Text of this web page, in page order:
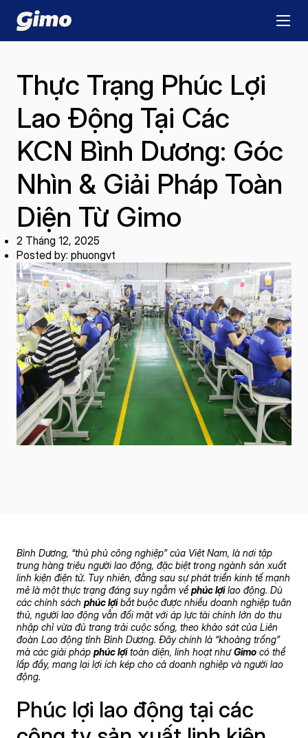
Thực Trạng Phúc Lợi
Lao Động Tại Các
KCN Bình Dương: Góc
Nhìn & Giải Pháp Toàn
Diện Từ Gimo
2 Tháng 12, 2025
Posted by: phuongvt
Bình Dương, “thủ phủ công nghiệp” của Việt Nam, là nơi tập
trung hàng triệu người lao động, đặc biệt trong ngành sản xuất
linh kiện điện tử. Tuy nhiên, đằng sau sự phát triển kinh tế mạnh
mẽ là một thực trạng đáng suy ngẫm về phúc lợilao động. Dù
các chính sách phúc lợibắt buộc được nhiều doanh nghiệp tuân
thủ, người lao động vẫn đối mặt với áp lực tài chính lớn do thu
nhập chỉ vừa đủ trang trải cuộc sống, theo khảo sát của Liên
đoàn Lao động tỉnh Bình Dương. Đây chính là “khoảng trống”
mà các giải pháp phúc lợitoàn diện, linh hoạt nhưGimo có thể
lấp đầy, mang lại lợi ích kép cho cả doanh nghiệp và người lao
động.
Phúc lợi lao động tại các